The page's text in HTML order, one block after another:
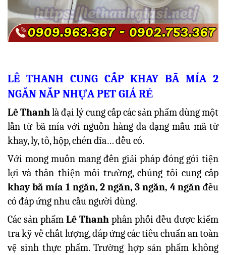
LÊ THANH CUNG CẤP KHAY BÃ MÍA 2
NGĂN NẮP NHỰA PET GIÁ RẺ
Lê Thanhlà đại lý cung cấp các sản phẩm dùng một
lần từ bã mía với nguồn hàng đa dạng mẫu mã từ
khay, ly, tô, hộp, chén dĩa… đều có.
Với mong muốn mang đến giải pháp đóng gói tiện
lợi và thân thiện môi trường, chúng tôi cung cấp
khay bã mía 1 ngăn, 2 ngăn, 3 ngăn, 4 ngăn đều
có đáp ứng nhu cầu người dùng.
Các sản phẩm Lê Thanh phân phối đều được kiểm
tra kỹ về chất lượng, đáp ứng các tiêu chuẩn an toàn
vệ sinh thực phẩm. Trường hợp sản phẩm không